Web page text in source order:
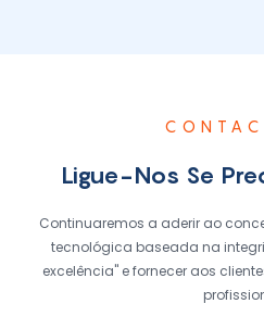
Ligue-Nos Se
Continuaremos a aderir ao
tecnológica baseada na
excelência" e fornecer aos